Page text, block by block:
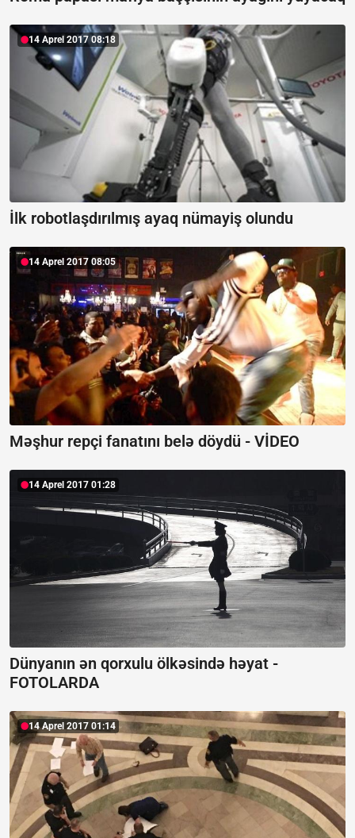
14 Aprel 2017 08:18
İlk robotlaşdırılmış ayaq nümayiş olundu
14 Aprel 2017 08:05
Məşhur repçi fanatını belə döydü - VİDEO
14 Aprel 2017 01:28
Dünyanın ən qorxulu ölkəsində həyat -
FOTOLARDA
14 Aprel 2017 01:14